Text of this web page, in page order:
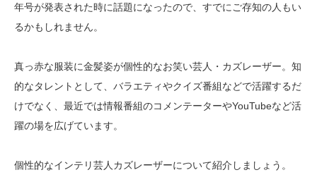
年号が発表された時に話題になったので、すでにご存知の人もい
るかもしれません。
真っ赤な服装に金髪姿が個性的なお笑い芸人・カズレーザー。知
的なタレントとして、バラエティやクイズ番組などで活躍するだ
けでなく、最近では情報番組のコメンテーターやYouTubeなど活
躍の場を広げています。
個性的なインテリ芸人カズレーザーについて紹介しましょう。